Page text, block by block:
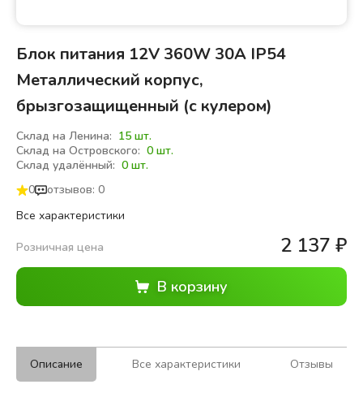
Блок питания 12V 360W 30A IP54
Металлический корпус,
брызгозащищенный (с кулером)
Склад на Ленина: 15 шт.
Склад на Островского: 0 шт.
Склад удалённый: 0 шт.
0
отзывов: 0
Все характеристики
Розничная цена 2 137 ₽
Описание Все характеристики Отзывы